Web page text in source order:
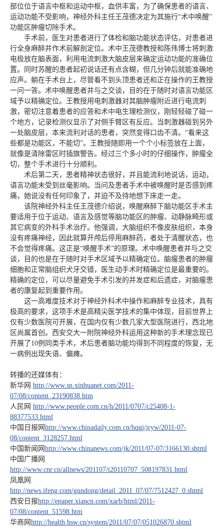
部位位于语言中枢和运动中枢，血供丰富，为了确保患者的语言、
运动功能不受影响，神经外科主任王茂德决定为其施行“术中唤醒”
功能区肿瘤切除手术。
手术前，医生对患者进行了体检和脑功能状态评估，对患者进
行全身麻醉并作术前解剖定位。术中王茂德教授和陈伟博士将刺激
电极放在脑表面，利用电流刺激大脑皮层来确定运动功能的准确位
置。同时苏醒的患者起初说话还有点含糊，但几分钟后就能准确地
应声。躺在手术台上，尽管看不到头顶患者还和正在操作的王教授
一问一答。术中唤醒患者并与之交谈，目的在于随时对语言功能区
域予以精确定位。王教授用电刺激器对其脑肿瘤附近进行电流刺
激，密切注意着患者的应答和术中电生理检测仪，刚轻轻碰了碰一
个地方，记录检测仪显示了对侧手臂区有反应。当刺激器碰到另外
一处脑皮层，本来流利对话的患者，突然变得口齿不清。“看来这
些都是功能区，不能切”。王教授随即用一个个小标签放在上面，
就像是清除雷区时插旗警告。经过三个多小时的仔细操作，肿瘤全
切，整个手术进行十分顺利。
术后第二天，患者精神状态很好，并且能流利地说话，运动，
语言功能未受到丝毫影响。当问及患者手术中被唤醒时是否感到疼
痛，她说没有任何印象了，并迫不及待地想下床走一走。
该院神经外科主任王茂德介绍说，唤醒麻醉下脑功能区手术主
要适用于位于运动、语言及感觉等脑功能区的肿瘤、动静脉畸形或
其它病变的外科手术治疗。他强调，大脑组织不像皮肤组织，本身
没有疼痛神经，因此就算开颅后停用麻醉药，者处于清醒状态，也
不会觉得疼痛。这正是“唤醒手术”的原理。术中唤醒患者并与之交
谈，目的也是在于随时对手术区域予以精确定位。脑瘤患者的肿瘤
细胞和正常脑组织犬牙交错，医生动手术时精确定位是最重要的。
精确的定位，可以尽量避免手术引发的并发症和后遗症，对脑瘤患
者的康复起到重要作用。
这一高难度技术对于神经外科术中操作和麻醉专业技术，具有
极高的要求，这项手术是高精尖医学技术的集中体现，目前世界上
仅有少数医院可开展，在国内仅有少数几家大型医院进行，西北地
区尚属首创。西安交大一附院神经外科运用这种新的手术理念现已
开展了10例同类手术，术后患者脑功能均得到不同程度的恢复，无
一病例出现失语、偏瘫。
转播的还媒体有：
新华网 http://www.sn.xinhuanet.com/2011-
07/08/content_23190838.htm
人民网 http://www.people.com.cn/h/2011/0707/c25408-1-
88377533.html
中国日报网 http://www.chinadaily.com.cn/hqgj/jryw/2011-07-
08/content_3128257.html
中国新闻网 http://www.chinanews.com/jk/2011/07-07/3166130.shtml
中国广播网
http://www.cnr.cn/allnews/201107/t20110707_508197831.html
凤凰网
http://news.ifeng.com/gundong/detail_2011_07/07/7512427_0.shtml
西安日报http://epaper.xiancn.com/xarb/html/2011-
07/08/content_51598.htm
华商网 http://health.hsw.cn/system/2011/07/07/051026870.shtml